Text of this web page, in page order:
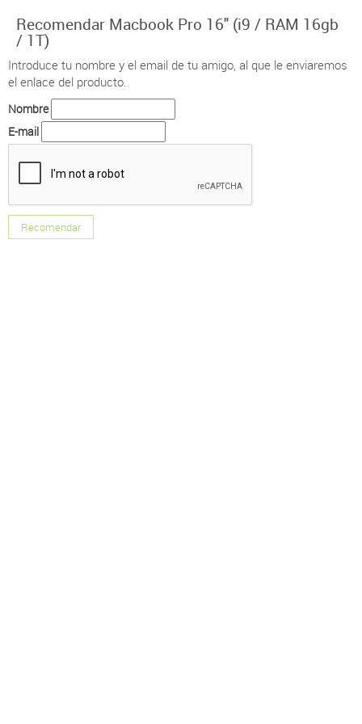
Recomendar Macbook Pro 16" (i9 / RAM 16gb
/ 1T)
Introduce tu nombre y el email de tu amigo, al que le enviaremos
el enlace del producto.
Nombre
E-mail